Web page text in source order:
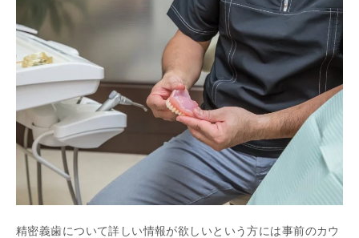
精密義歯について詳しい情報が欲しいという方には事前のカウ